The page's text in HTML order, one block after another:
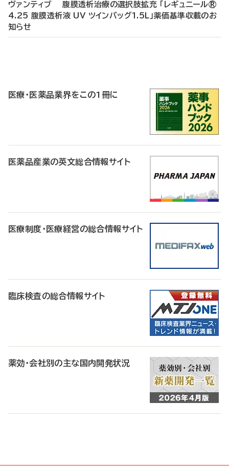
ヴァンティブ 腹膜透析治療の選択肢拡充 「レギュニール®
4.25 腹膜透析液 UV ツインバッグ1.5L」薬価基準収載のお
知らせ
医療・医薬品業界をこの1冊に
医薬品産業の英文総合情報サイト
医療制度・医療経営の総合情報サイト
臨床検査の総合情報サイト
薬効・会社別の主な国内開発状況